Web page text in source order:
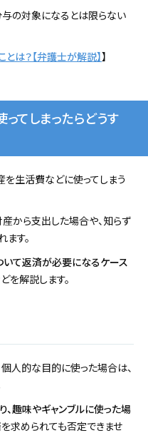
の対象になるとは限らない
は？【弁護士が解説】】
てしまったらどうす
生活費などに使ってしまう
から支出した場合や、知らず
す。
いて返済が必要になるケース
を解説します。
人的な目的に使った場合は、
趣味やギャンブルに使った場
求められても否定できませ